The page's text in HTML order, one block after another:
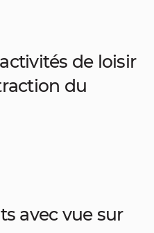
de loisir
du
avec vue sur